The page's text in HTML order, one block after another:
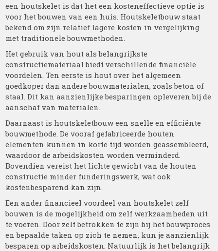
een houtskelet is dat het een kosteneffectieve optie is
voor het bouwen van een huis. Houtskeletbouw staat
bekend om zijn relatief lagere kosten in vergelijking
met traditionele bouwmethoden.
Het gebruik van hout als belangrijkste
constructiemateriaal biedt verschillende financiële
voordelen. Ten eerste is hout over het algemeen
goedkoper dan andere bouwmaterialen, zoals beton of
staal. Dit kan aanzienlijke besparingen opleveren bij de
aanschaf van materialen.
Daarnaast is houtskeletbouw een snelle en efficiënte
bouwmethode. De vooraf gefabriceerde houten
elementen kunnen in korte tijd worden geassembleerd,
waardoor de arbeidskosten worden verminderd.
Bovendien vereist het lichte gewicht van de houten
constructie minder funderingswerk, wat ook
kostenbesparend kan zijn.
Een ander financieel voordeel van houtskelet zelf
bouwen is de mogelijkheid om zelf werkzaamheden uit
te voeren. Door zelf betrokken te zijn bij het bouwproces
en bepaalde taken op zich te nemen, kun je aanzienlijk
besparen op arbeidskosten. Natuurlijk is het belangrijk